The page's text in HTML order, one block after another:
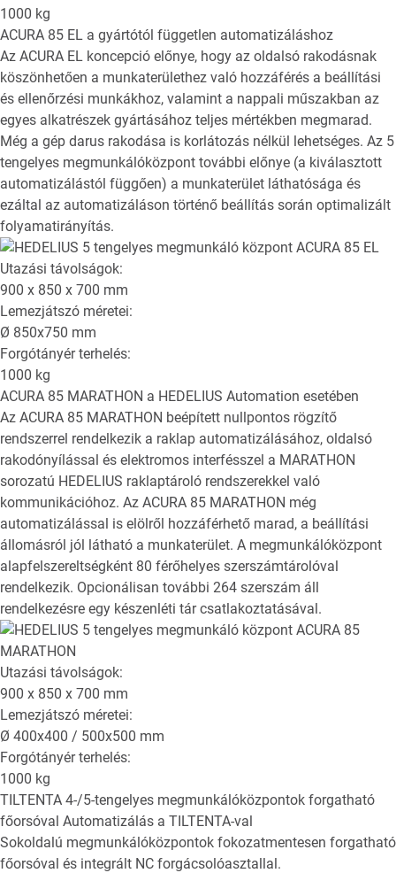
1000 kg
ACURA 85 EL a gyártótól független automatizáláshoz
Az ACURA EL koncepció előnye, hogy az oldalsó rakodásnak
köszönhetően a munkaterülethez való hozzáférés a beállítási
és ellenőrzési munkákhoz, valamint a nappali műszakban az
egyes alkatrészek gyártásához teljes mértékben megmarad.
Még a gép darus rakodása is korlátozás nélkül lehetséges. Az 5
tengelyes megmunkálóközpont további előnye (a kiválasztott
automatizálástól függően) a munkaterület láthatósága és
ezáltal az automatizáláson történő beállítás során optimalizált
folyamatirányítás.
Utazási távolságok:
900 x 850 x 700 mm
Lemezjátszó méretei:
Ø 850x750 mm
Forgótányér terhelés:
1000 kg
ACURA 85 MARATHON a HEDELIUS Automation esetében
Az ACURA 85 MARATHON beépített nullpontos rögzítő
rendszerrel rendelkezik a raklap automatizálásához, oldalsó
rakodónyílással és elektromos interfésszel a MARATHON
sorozatú HEDELIUS raklaptároló rendszerekkel való
kommunikációhoz. Az ACURA 85 MARATHON még
automatizálással is elölről hozzáférhető marad, a beállítási
állomásról jól látható a munkaterület. A megmunkálóközpont
alapfelszereltségként 80 férőhelyes szerszámtárolóval
rendelkezik. Opcionálisan további 264 szerszám áll
rendelkezésre egy készenléti tár csatlakoztatásával.
Utazási távolságok:
900 x 850 x 700 mm
Lemezjátszó méretei:
Ø 400x400 / 500x500 mm
Forgótányér terhelés:
1000 kg
TILTENTA 4-/5-tengelyes megmunkálóközpontok forgatható
főorsóval Automatizálás a TILTENTA-val
Sokoldalú megmunkálóközpontok fokozatmentesen forgatható
főorsóval és integrált NC forgácsolóasztallal.